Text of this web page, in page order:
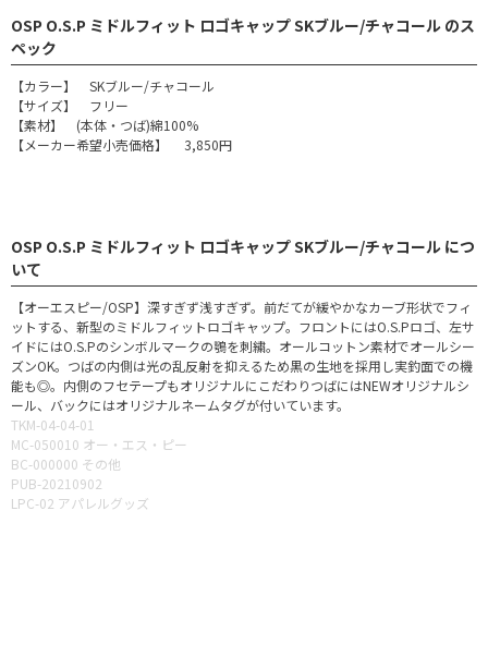
OSP O.S.P ミドルフィット ロゴキャップ SKブルー/チャコール のス
ペック
【カラー】 SKブルー/チャコール
【サイズ】 フリー
【素材】 (本体・つば)綿100%
【メーカー希望小売価格】 3,850円
OSP O.S.P ミドルフィット ロゴキャップ SKブルー/チャコール につ
いて
【オーエスピー/OSP】深すぎず浅すぎず。前だてが緩やかなカーブ形状でフィ
ットする、新型のミドルフィットロゴキャップ。フロントにはO.S.Pロゴ、左サ
イドにはO.S.Pのシンボルマークの鶚を刺繍。オールコットン素材でオールシー
ズンOK。つばの内側は光の乱反射を抑えるため黒の生地を採用し実釣面での機
能も◎。内側のフセテープもオリジナルにこだわりつばにはNEWオリジナルシ
ール、バックにはオリジナルネームタグが付いています。
TKM-04-04-01
MC-050010 オー・エス・ピー
BC-000000 その他
PUB-20210902
LPC-02 アパレルグッズ